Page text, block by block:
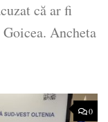
că ar fi
Ancheta
0